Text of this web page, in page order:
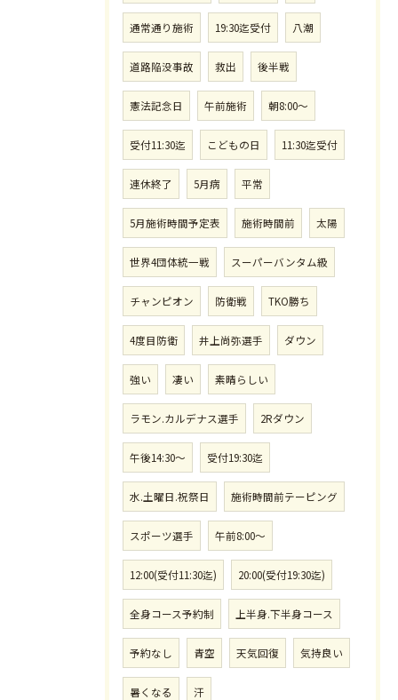
通常通り施術 19:30迄受付 八潮
道路陥没事故 救出 後半戦
憲法記念日 午前施術 朝8:00〜
受付11:30迄 こどもの日 11:30迄受付
連休終了 5月病 平常
5月施術時間予定表 施術時間前 太陽
世界4団体統一戦 スーパーバンタム級
チャンピオン 防衛戦 TKO勝ち
4度目防衛 井上尚弥選手 ダウン
強い 凄い 素晴らしい
ラモン.カルデナス選手 2Rダウン
午後14:30〜 受付19:30迄
水.土曜日.祝祭日 施術時間前テーピング
スポーツ選手 午前8:00〜
12:00(受付11:30迄) 20:00(受付19:30迄)
全身コース予約制 上半身.下半身コース
予約なし 青空 天気回復 気持良い
暑くなる 汗